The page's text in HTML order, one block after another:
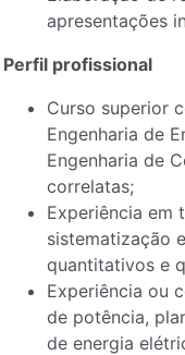
apresentações
Perfil profissional
Curso superior
Engenharia de
Engenharia de
correlatas;
Experiência em
sistematização
quantitativos e
Experiência ou
de potência,
de energia